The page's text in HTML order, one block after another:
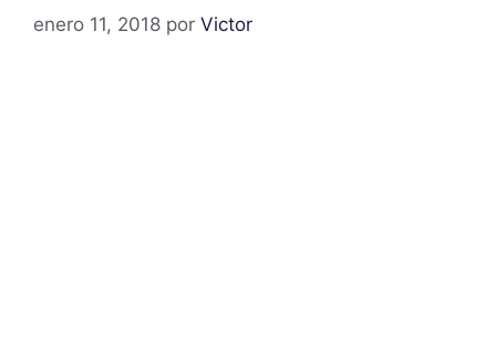
enero 11, 2018 por Victor